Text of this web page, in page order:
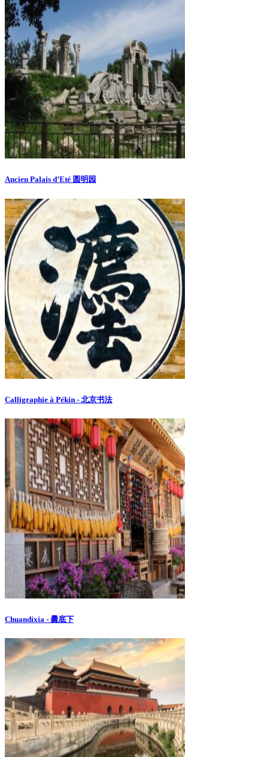
Ancien Palais d’Eté 圆明园
Calligraphie à Pékin - 北京书法
Chuandixia - 爨底下